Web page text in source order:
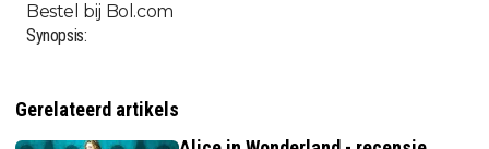
Bestel bij Bol.com
Synopsis:
Gerelateerd artikels